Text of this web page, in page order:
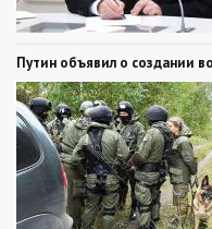
Путин объявил о создании